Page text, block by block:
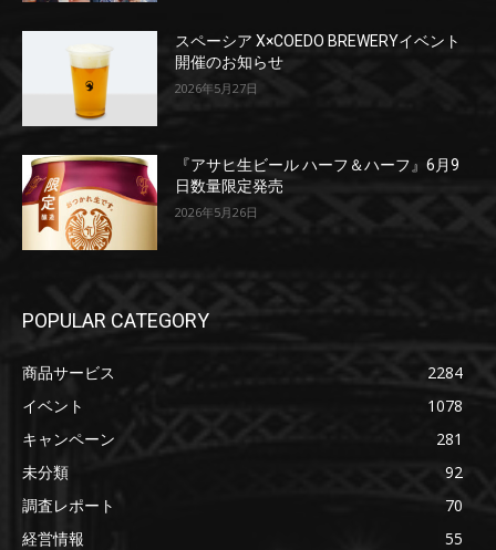
スペーシア X×COEDO BREWERYイベント
開催のお知らせ
2026年5月27日
『アサヒ生ビール ハーフ＆ハーフ』6月9
日数量限定発売
2026年5月26日
POPULAR CATEGORY
商品サービス
2284
イベント
1078
キャンペーン
281
未分類
92
調査レポート
70
経営情報
55